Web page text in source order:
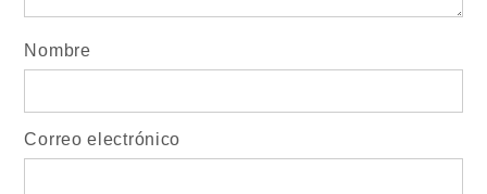
Nombre
Correo electrónico